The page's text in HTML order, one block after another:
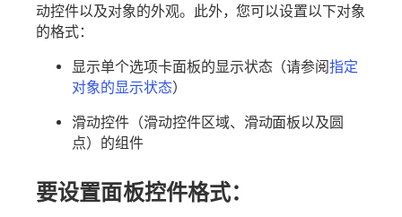
动控件以及对象的外观。此外，您可以设置以下对象
的格式：
显示单个选项卡面板的显示状态（请参阅指定
对象的显示状态）
滑动控件（滑动控件区域、滑动面板以及圆
点）的组件
要设置面板控件格式：